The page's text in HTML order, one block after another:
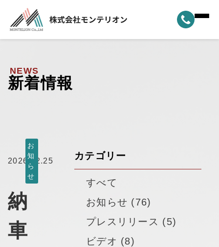
ホーム
選ばれる理由
納車実績
モンテリオンについて ▼
新着情報
採用情報
NEWS
新着情報
2026.02.25
お
知
ら
せ
納
車
カテゴリー
すべて
お知らせ (76)
プレスリリース (5)
ビデオ (8)